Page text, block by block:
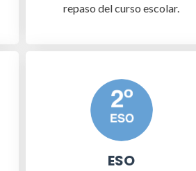
repaso del curso escolar.
ESO